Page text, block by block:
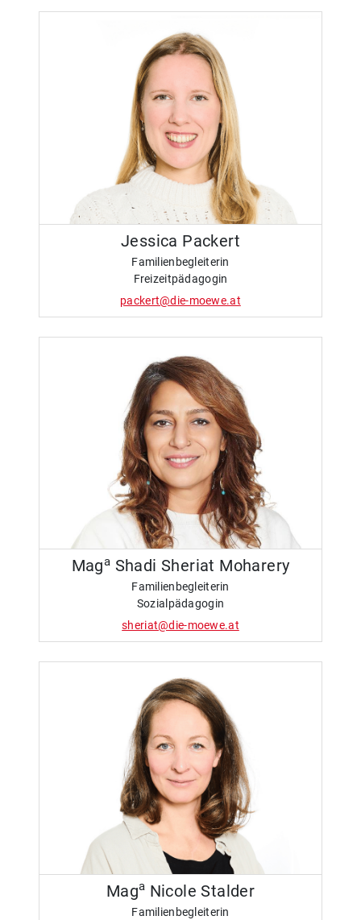
Jessica Packert
Familienbegleiterin
Freizeitpädagogin
packert@die-moewe.at
Maga Shadi Sheriat Moharery
Familienbegleiterin
Sozialpädagogin
sheriat@die-moewe.at
Maga Nicole Stalder
Familienbegleiterin